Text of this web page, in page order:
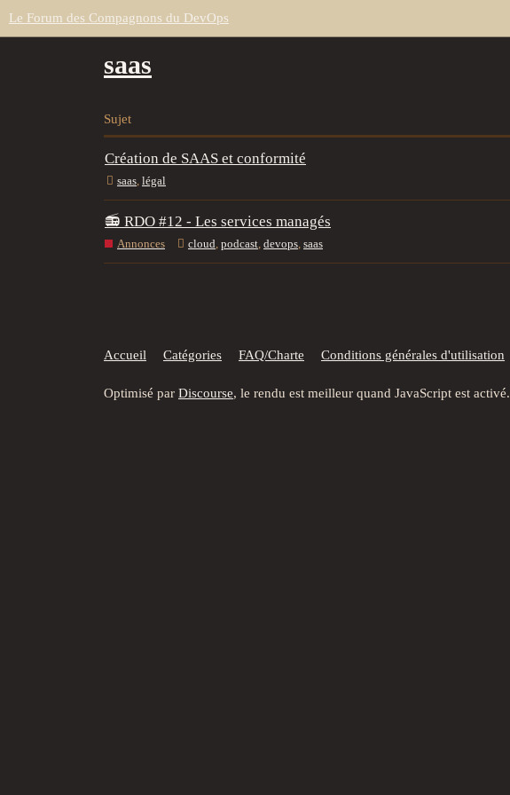
Le Forum des Compagnons du DevOps
saas
Sujet
Création de SAAS et conformité
saas légal
📻 RDO #12 - Les services managés
Annonces cloud podcast devops saas
Accueil Catégories FAQ/Charte Conditions générales d'utilisation
Optimisé par Discourse, le rendu est meilleur quand JavaScript est activé.